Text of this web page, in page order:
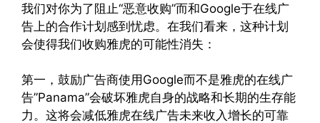
我们对你为了阻止“恶意收购”而和Google于在线广
告上的合作计划感到忧虑。在我们看来，这种计划
会使得我们收购雅虎的可能性消失：
第一，鼓励广告商使用Google而不是雅虎的在线广
告”Panama”会破坏雅虎自身的战略和长期的生存能
力。这将会减低雅虎在线广告未来收入增长的可靠